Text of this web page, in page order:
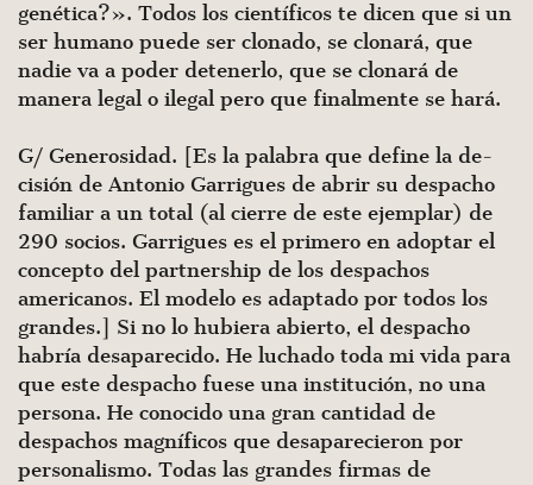
genética?». Todos los científicos te dicen que si un
ser humano puede ser clonado, se clonará, que
nadie va a poder detenerlo, que se clonará de
manera legal o ilegal pero que final­mente se hará.
G/ Generosidad. [Es la palabra que define la de­
cisión de Antonio Garrigues de abrir su despacho
familiar a un total (al cierre de este ejemplar) de
290 socios. Garri­gues es el primero en adoptar el
concepto del partnership de los despachos
americanos. El modelo es adaptado por todos los
grandes.] Si no lo hubiera abierto, el despacho
habría desaparecido. He luchado toda mi vida para
que este despa­cho fuese una institución, no una
persona. He conocido una gran cantidad de
despachos magníficos que desaparecieron por
personalismo. Todas las grandes firmas de